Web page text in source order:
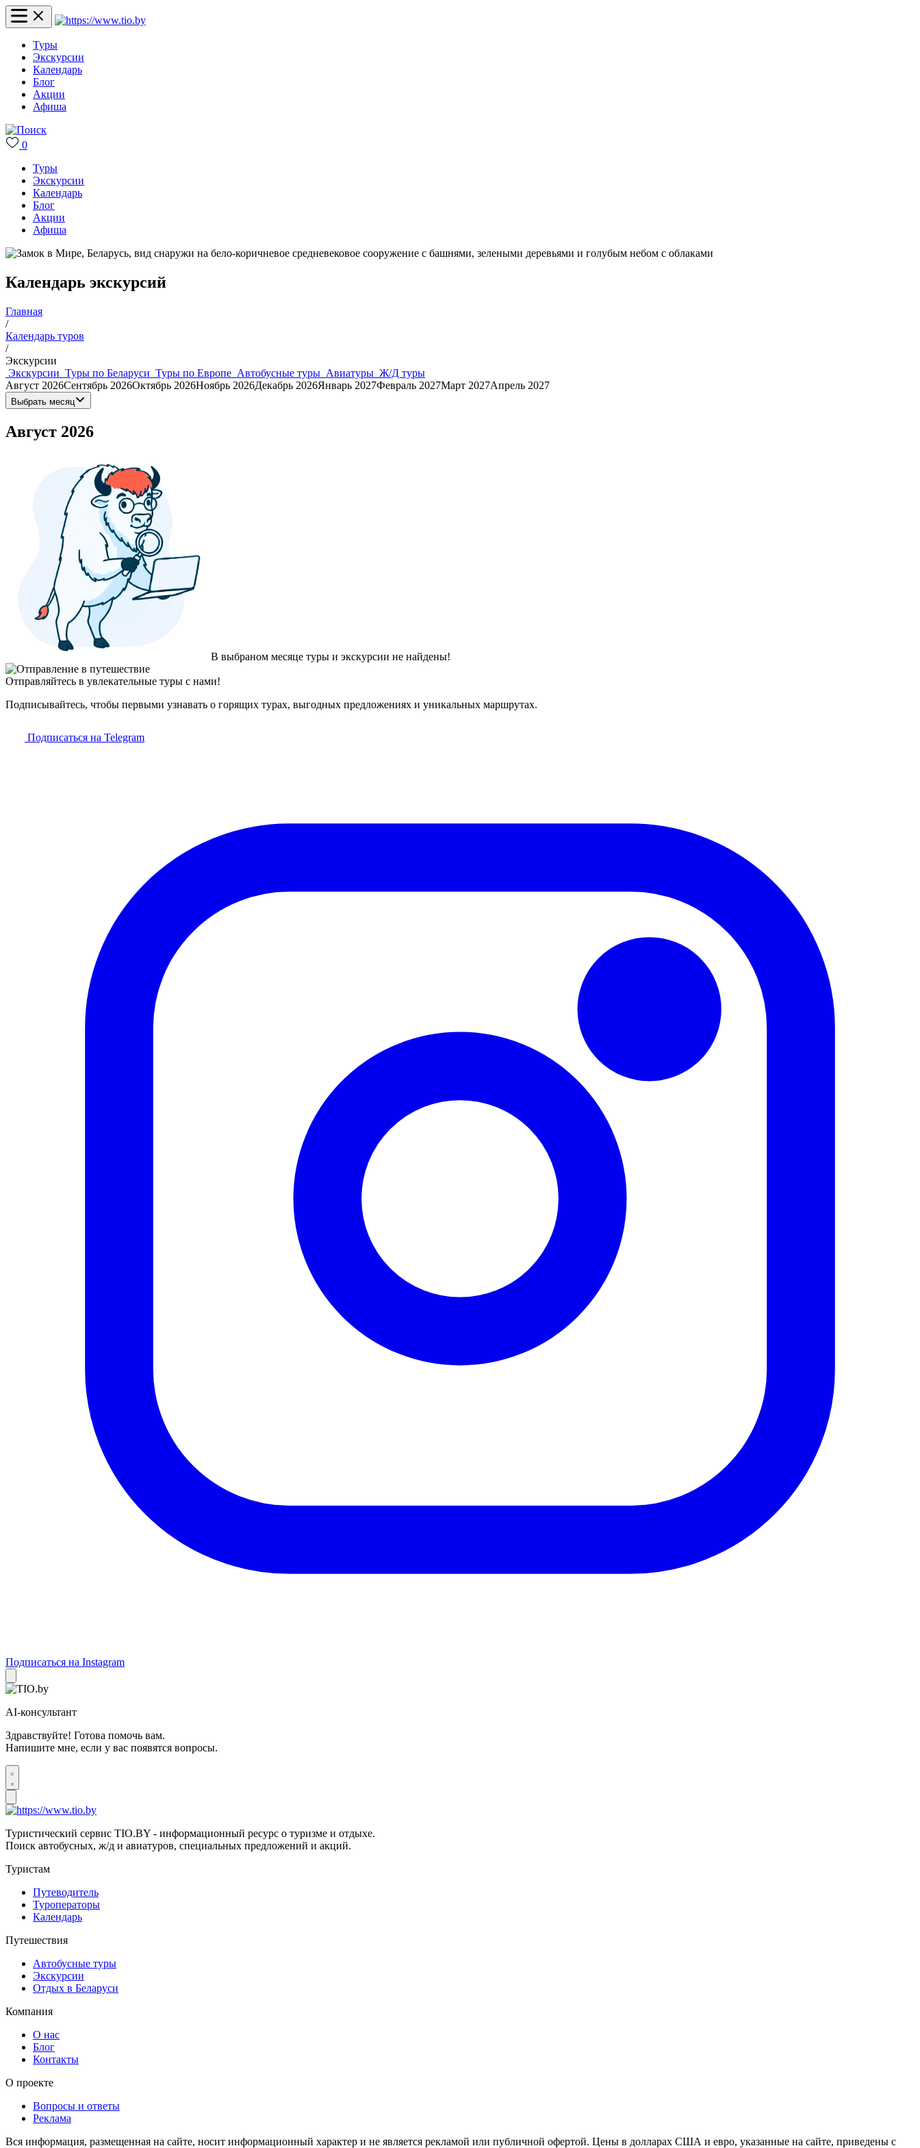
Туры
Экскурсии
Календарь
Блог
Акции
Афиша
0
Туры
Экскурсии
Календарь
Блог
Акции
Афиша
Календарь экскурсий
Главная
/
Календарь туров
/
Экскурсии
Экскурсии Туры по Беларуси Туры по Европе Автобусные туры Авиатуры Ж/Д туры
Август 2026Сентябрь 2026Октябрь 2026Ноябрь 2026Декабрь 2026Январь 2027Февраль 2027Март 2027Апрель 2027
Выбрать месяц
Август 2026
В выбраном месяце туры и экскурсии не найдены!
Отправляйтесь в увлекательные туры с нами!
Подписывайтесь, чтобы первыми узнавать о горящих турах, выгодных предложениях и уникальных маршрутах.
Подписаться на Telegram
Подписаться на Instagram
AI-консультант
Здравствуйте! Готова помочь вам.
Напишите мне, если у вас появятся вопросы.
Туристический сервис TIO.BY - информационный ресурс о туризме и отдыхе.
Поиск автобусных, ж/д и авиатуров, специальных предложений и акций.
Туристам
Путеводитель
Туроператоры
Календарь
Путешествия
Автобусные туры
Экскурсии
Отдых в Беларуси
Компания
О нас
Блог
Контакты
О проекте
Вопросы и ответы
Реклама
Вся информация, размещенная на сайте, носит информационный характер и не является рекламой или публичной офертой. Цены в долларах США и евро, указанные на сайте, приведены с